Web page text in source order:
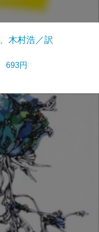
木村浩／訳
693円